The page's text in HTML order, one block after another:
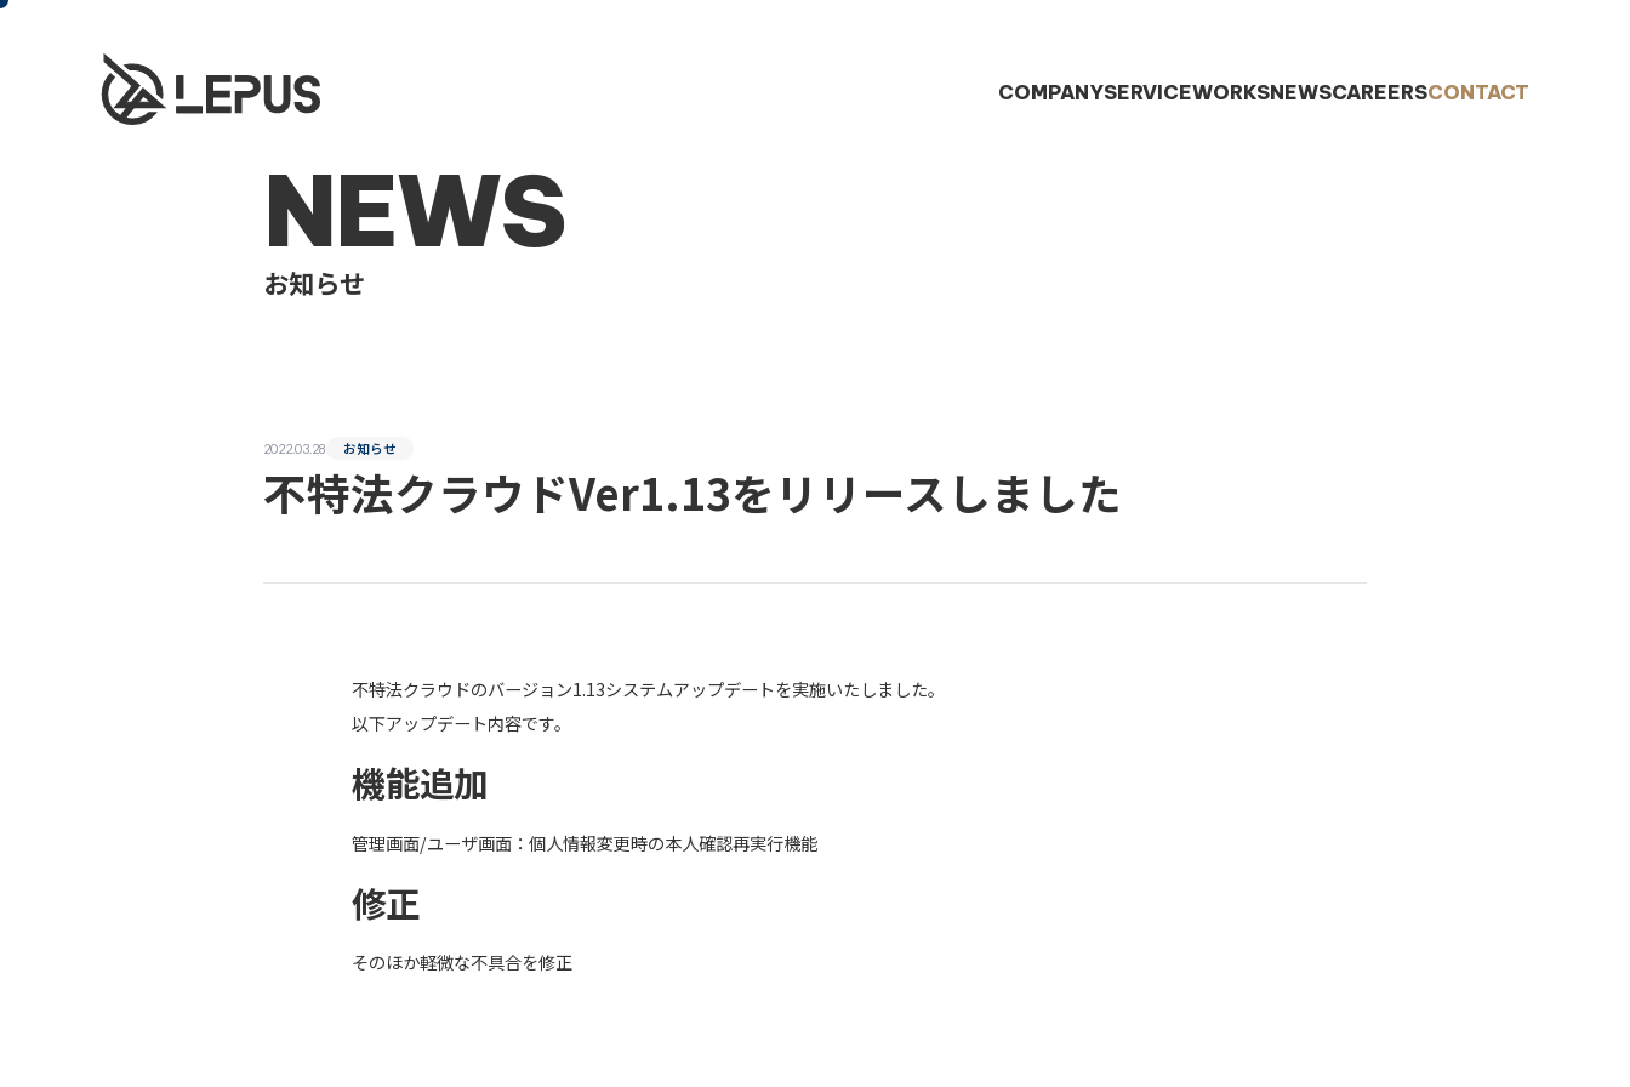
COMPANYSERVICEWORKSNEWSCAREERSCONTACT
NEWS
お知らせ
2022.03.28 お知らせ
不特法クラウドVer1.13をリリースしました
不特法クラウドのバージョン1.13システムアップデートを実施いたしました。
以下アップデート内容です。
機能追加
管理画面/ユーザ画面：個人情報変更時の本人確認再実行機能
修正
そのほか軽微な不具合を修正